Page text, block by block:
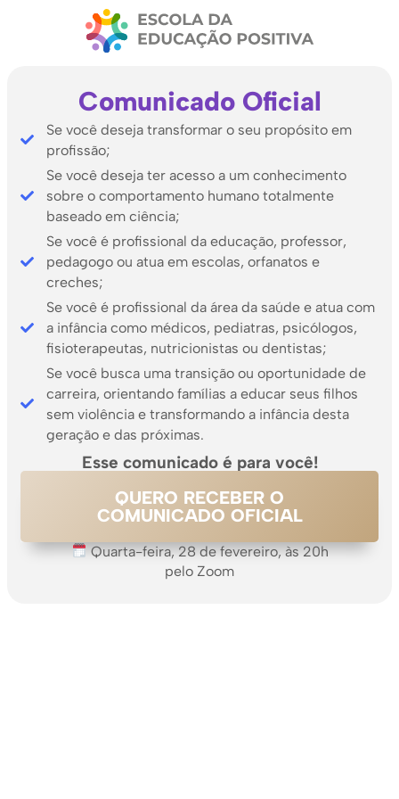
Comunicado Oficial
Se você deseja transformar o seu propósito em
profissão;
Se você deseja ter acesso a um conhecimento
sobre o comportamento humano totalmente
baseado em ciência;
Se você é profissional da educação, professor,
pedagogo ou atua em escolas, orfanatos e
creches;
Se você é profissional da área da saúde e atua com
a infância como médicos, pediatras, psicólogos,
fisioterapeutas, nutricionistas ou dentistas;
Se você busca uma transição ou oportunidade de
carreira, orientando famílias a educar seus filhos
sem violência e transformando a infância desta
geração e das próximas.
Esse comunicado é para você!
QUERO RECEBER O
COMUNICADO OFICIAL
Quarta-feira, 28 de fevereiro, às 20h
pelo Zoom